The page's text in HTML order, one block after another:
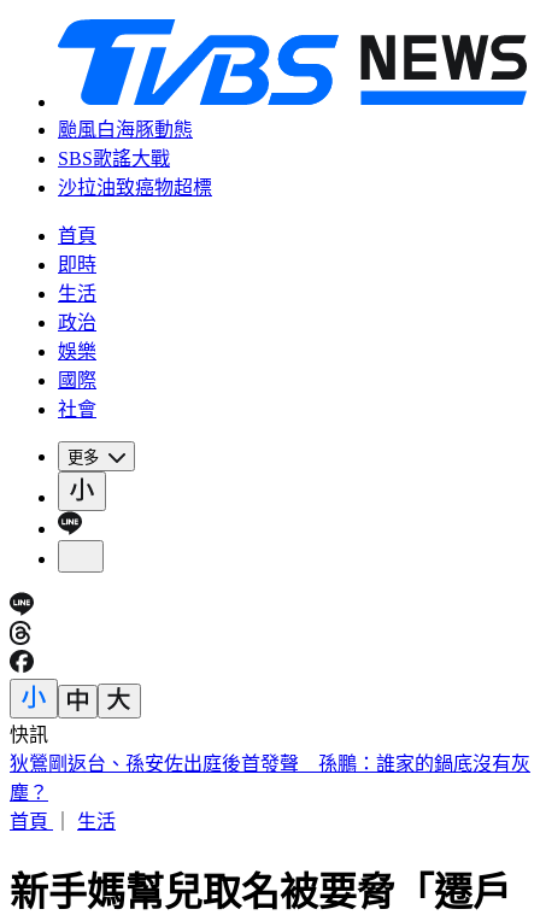
颱風白海豚動態
SBS歌謠大戰
沙拉油致癌物超標
首頁
即時
生活
政治
娛樂
國際
社會
更多
快訊
退休軍公教月退金傳加碼近6％ 行政院：最晚10月與立院溝
通
首頁
生活
新手媽幫兒取名被要脅「遷戶